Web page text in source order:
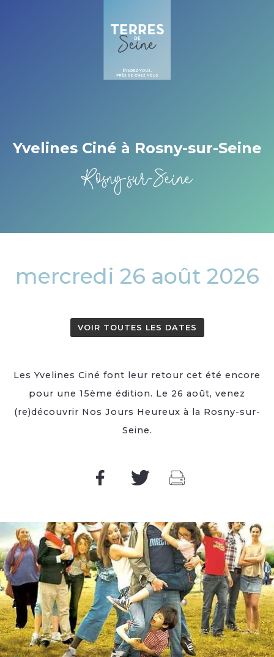
Yvelines Ciné à Rosny-sur-Seine
Rosny-sur-Seine
mercredi 26 août 2026
VOIR TOUTES LES DATES
Les Yvelines Ciné font leur retour cet été encore
pour une 15ème édition. Le 26 août, venez
(re)découvrir Nos Jours Heureux à la Rosny-sur-
Seine.